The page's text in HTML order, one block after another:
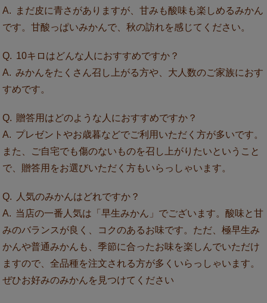
まだ皮に青さがありますが、甘みも酸味も楽しめるみかん
です。甘酸っぱいみかんで、秋の訪れを感じてください。
10キロはどんな人におすすめですか？
みかんをたくさん召し上がる方や、大人数のご家族におす
すめです。
贈答用はどのような人におすすめですか？
プレゼントやお歳暮などでご利用いただく方が多いです。
また、ご自宅でも傷のないものを召し上がりたいということ
で、贈答用をお選びいただく方もいらっしゃいます。
人気のみかんはどれですか？
当店の一番人気は「早生みかん」でございます。酸味と甘
みのバランスが良く、コクのあるお味です。ただ、極早生み
かんや普通みかんも、季節に合ったお味を楽しんでいただけ
ますので、全品種を注文される方が多くいらっしゃいます。
ぜひお好みのみかんを見つけてください